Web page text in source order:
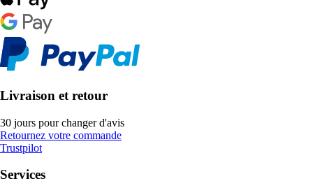
Livraison et retour
30 jours pour changer d'avis
Retournez votre commande
Trustpilot
Services